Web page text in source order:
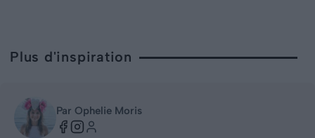
Plus d'inspiration
Par Ophelie Moris